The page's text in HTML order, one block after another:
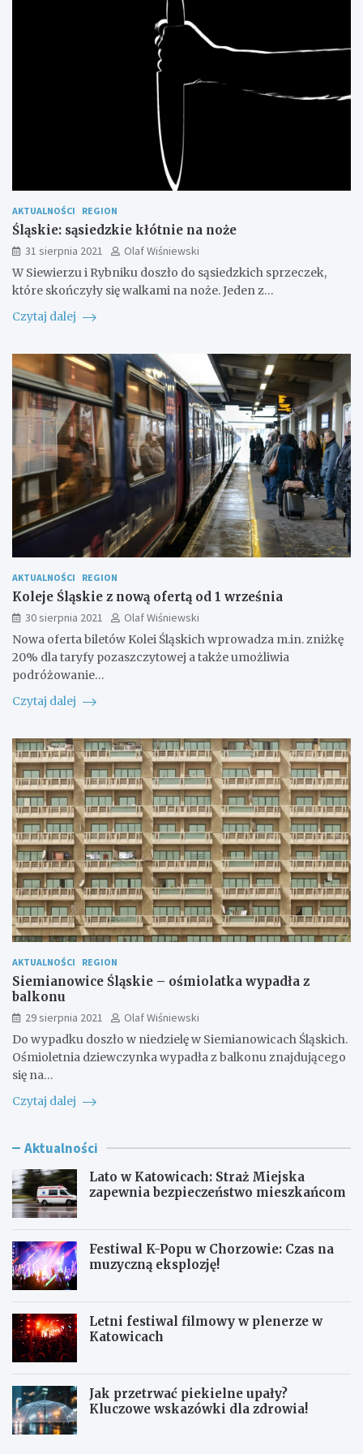
AKTUALNOŚCI REGION
Śląskie: sąsiedzkie kłótnie na noże
31 sierpnia 2021
Olaf Wiśniewski
W Siewierzu i Rybniku doszło do sąsiedzkich sprzeczek,
które skończyły się walkami na noże. Jeden z…
Czytaj dalej
AKTUALNOŚCI REGION
Koleje Śląskie z nową ofertą od 1 września
30 sierpnia 2021
Olaf Wiśniewski
Nowa oferta biletów Kolei Śląskich wprowadza m.in. zniżkę
20% dla taryfy pozaszczytowej a także umożliwia
podróżowanie…
Czytaj dalej
AKTUALNOŚCI REGION
Siemianowice Śląskie – ośmiolatka wypadła z
balkonu
29 sierpnia 2021
Olaf Wiśniewski
Do wypadku doszło w niedzielę w Siemianowicach Śląskich.
Ośmioletnia dziewczynka wypadła z balkonu znajdującego
się na…
Czytaj dalej
Aktualności
Lato w Katowicach: Straż Miejska
zapewnia bezpieczeństwo mieszkańcom
Festiwal K-Popu w Chorzowie: Czas na
muzyczną eksplozję!
Letni festiwal filmowy w plenerze w
Katowicach
Jak przetrwać piekielne upały?
Kluczowe wskazówki dla zdrowia!
L
F